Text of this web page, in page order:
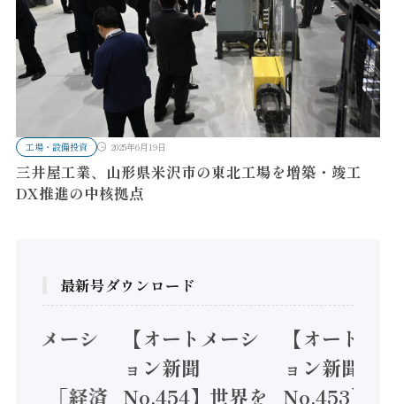
工場・設備投資 2025年6月19日
三井屋工業、山形県米沢市の東北工場を増築・竣工
DX推進の中核拠点
最新号ダウンロード
トメーシ
】「経済
【オートメーシ
ョン新聞
No.454】世界を
【オートメ
ョン新聞
No.453】フ